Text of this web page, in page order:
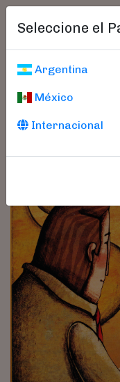
Seleccione el
Argentina
México
Internacional